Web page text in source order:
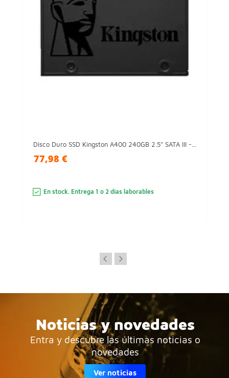
Disco Duro SSD Kingston A400 240GB 2.5" SATA III -...
77,98 €
En stock. Entrega 1 o 2 días laborables
Noticias y novedades
Entra y descubre las últimas noticias o
novedades
Ver noticias